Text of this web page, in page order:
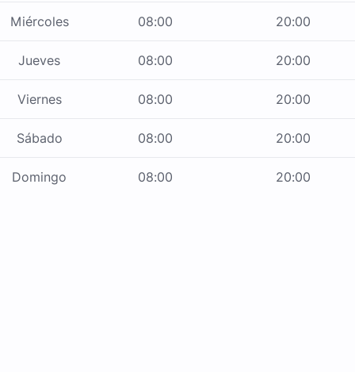
Miércoles 08:00 20:00
Jueves 08:00 20:00
Viernes 08:00 20:00
Sábado 08:00 20:00
Domingo 08:00 20:00